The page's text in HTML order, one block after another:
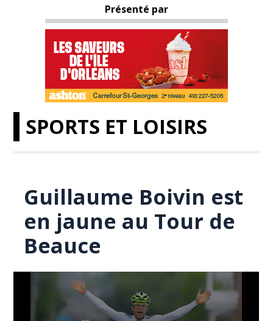
Présenté par
SPORTS ET LOISIRS
Guillaume Boivin est
en jaune au Tour de
Beauce